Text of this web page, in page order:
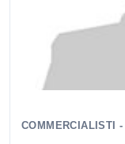
COMMERCIALISTI